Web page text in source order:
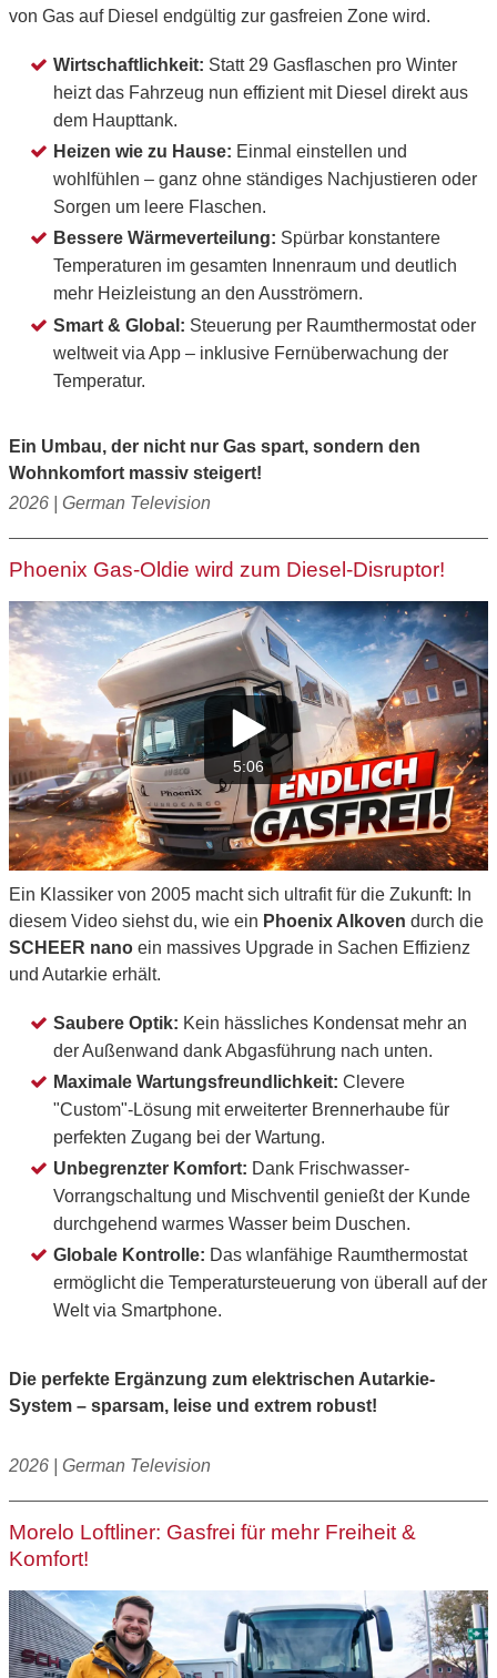
von Gas auf Diesel endgültig zur gasfreien Zone wird.
Wirtschaftlichkeit: Statt 29 Gasflaschen pro Winter
heizt das Fahrzeug nun effizient mit Diesel direkt aus
dem Haupttank.
Heizen wie zu Hause: Einmal einstellen und
wohlfühlen – ganz ohne ständiges Nachjustieren oder
Sorgen um leere Flaschen.
Bessere Wärmeverteilung: Spürbar konstantere
Temperaturen im gesamten Innenraum und deutlich
mehr Heizleistung an den Ausströmern.
Smart & Global: Steuerung per Raumthermostat oder
weltweit via App – inklusive Fernüberwachung der
Temperatur.
Ein Umbau, der nicht nur Gas spart, sondern den
Wohnkomfort massiv steigert!
2026 | German Television
Phoenix Gas-Oldie wird zum Diesel-Disruptor!
5:06
Ein Klassiker von 2005 macht sich ultrafit für die Zukunft: In
diesem Video siehst du, wie ein Phoenix Alkoven durch die
SCHEER nano ein massives Upgrade in Sachen Effizienz
und Autarkie erhält.
Saubere Optik: Kein hässliches Kondensat mehr an
der Außenwand dank Abgasführung nach unten.
Maximale Wartungsfreundlichkeit: Clevere
"Custom"-Lösung mit erweiterter Brennerhaube für
perfekten Zugang bei der Wartung.
Unbegrenzter Komfort: Dank Frischwasser-
Vorrangschaltung und Mischventil genießt der Kunde
durchgehend warmes Wasser beim Duschen.
Globale Kontrolle: Das wlanfähige Raumthermostat
ermöglicht die Temperatursteuerung von überall auf der
Welt via Smartphone.
Die perfekte Ergänzung zum elektrischen Autarkie-
System – sparsam, leise und extrem robust!
2026 | German Television
Morelo Loftliner: Gasfrei für mehr Freiheit &
Komfort!